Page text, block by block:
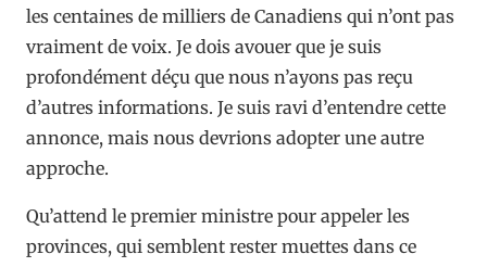
les centaines de milliers de Canadiens qui n’ont pas
vraiment de voix. Je dois avouer que je suis
profondément déçu que nous n’ayons pas reçu
d’autres informations. Je suis ravi d’entendre cette
annonce, mais nous devrions adopter une autre
approche.
Qu’attend le premier ministre pour appeler les
provinces, qui semblent rester muettes dans ce